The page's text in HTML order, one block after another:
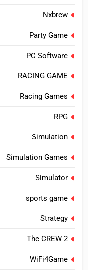
Nxbrew
Party Game
PC Software
RACING GAME
Racing Games
RPG
Simulation
Simulation Games
Simulator
sports game
Strategy
The CREW 2
WiFi4Game